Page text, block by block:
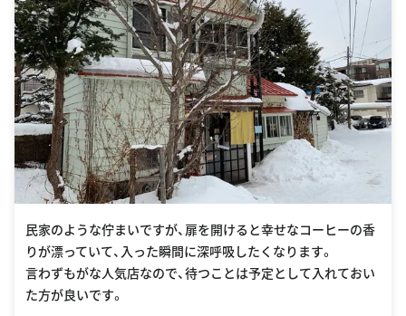
民家のような佇まいですが、扉を開けると幸せなコーヒーの香
りが漂っていて、入った瞬間に深呼吸したくなります。
言わずもがな人気店なので、待つことは予定として入れておい
た方が良いです。